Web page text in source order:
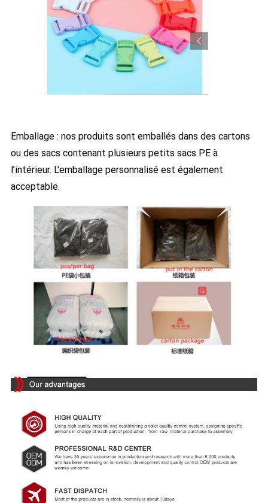
Emballage : nos produits sont emballés dans des cartons
ou des sacs contenant plusieurs petits sacs PE à
l’intérieur. L'emballage personnalisé est également
acceptable.